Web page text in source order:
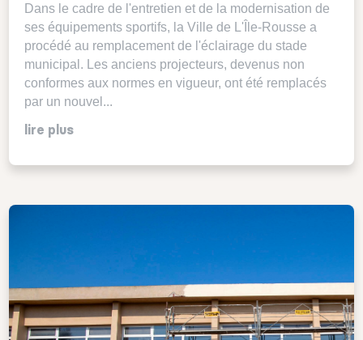
Dans le cadre de l'entretien et de la modernisation de
ses équipements sportifs, la Ville de L'Île-Rousse a
procédé au remplacement de l'éclairage du stade
municipal. Les anciens projecteurs, devenus non
conformes aux normes en vigueur, ont été remplacés
par un nouvel...
lire plus